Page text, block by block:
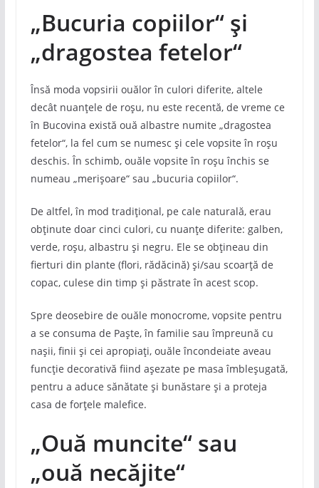
„Bucuria copiilor“ și
„dragostea fetelor“
Însă moda vopsirii ouălor în culori diferite, altele
decât nuanțele de roșu, nu este recentă, de vreme ce
în Bucovina există ouă albastre numite „dragostea
fetelor“, la fel cum se numesc și cele vopsite în roșu
deschis. În schimb, ouăle vopsite în roșu închis se
numeau „merișoare“ sau „bucuria copiilor“.
De altfel, în mod tradițional, pe cale naturală, erau
obținute doar cinci culori, cu nuanțe diferite: galben,
verde, roșu, albastru și negru. Ele se obțineau din
fierturi din plante (flori, rădăcină) și/sau scoarță de
copac, culese din timp și păstrate în acest scop.
Spre deosebire de ouăle monocrome, vopsite pentru
a se consuma de Paște, în familie sau împreună cu
nașii, finii și cei apropiați, ouăle încondeiate aveau
funcție decorativă fiind așezate pe masa îmbleșugată,
pentru a aduce sănătate și bunăstare și a proteja
casa de forțele malefice.
„Ouă muncite“ sau
„ouă necăjite“